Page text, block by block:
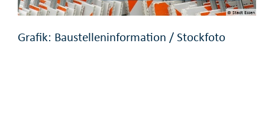
© Stadt Essen
Grafik: Baustelleninformation / Stockfoto